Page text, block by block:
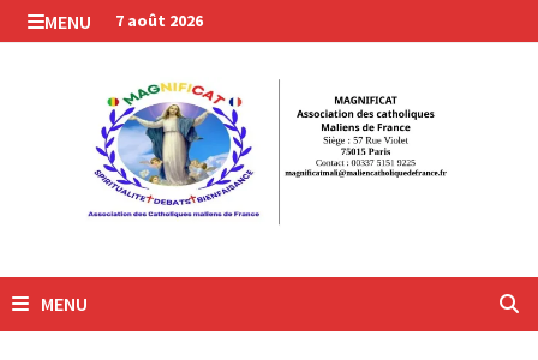
Passer
au
MENU 7 août 2026
MENU